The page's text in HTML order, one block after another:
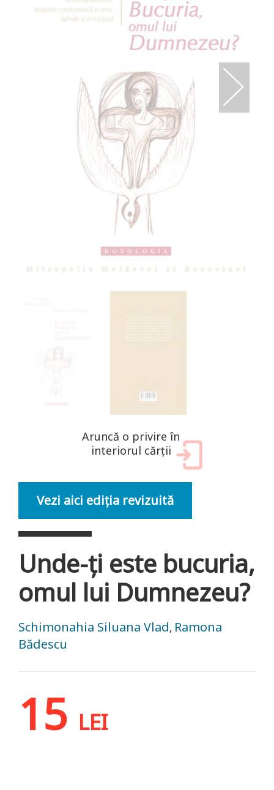
Aruncă o privire în
interiorul cărții
Vezi aici ediția revizuită
Unde-ți este bucuria,
omul lui Dumnezeu?
Schimonahia Siluana Vlad, Ramona
Bădescu
15 LEI